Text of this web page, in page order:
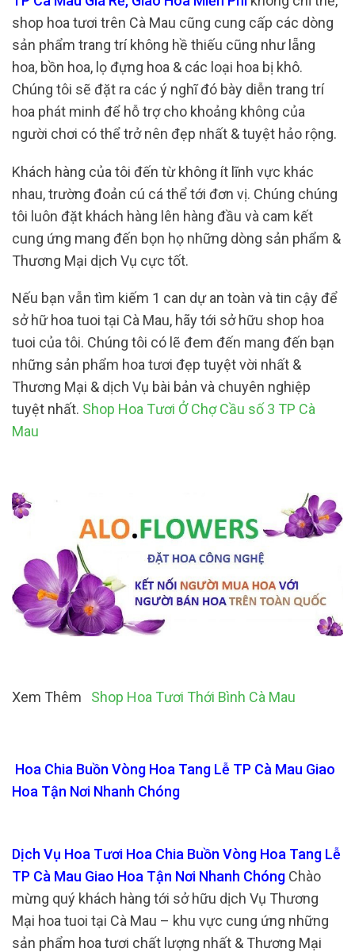
shop hoa tươi trên Cà Mau cũng cung cấp các dòng
sản phẩm trang trí không hề thiếu cũng như lẵng
hoa, bồn hoa, lọ đựng hoa & các loại hoa bị khô.
Chúng tôi sẽ đặt ra các ý nghĩ đó bày diễn trang trí
hoa phát minh để hỗ trợ cho khoảng không của
người chơi có thể trở nên đẹp nhất & tuyệt hảo rộng.
Khách hàng của tôi đến từ không ít lĩnh vực khác
nhau, trường đoản cú cá thể tới đơn vị. Chúng chúng
tôi luôn đặt khách hàng lên hàng đầu và cam kết
cung ứng mang đến bọn họ những dòng sản phẩm &
Thương Mại dịch Vụ cực tốt.
Nếu bạn vẫn tìm kiếm 1 can dự an toàn và tin cậy để
sở hữ hoa tuoi tại Cà Mau, hãy tới sở hữu shop hoa
tuoi của tôi. Chúng tôi có lẽ đem đến mang đến bạn
những sản phẩm hoa tươi đẹp tuyệt vời nhất &
Thương Mại & dịch Vụ bài bản và chuyên nghiệp
tuyệt nhất. Shop Hoa Tươi Ở Chợ Cầu số 3 TP Cà
Mau
Xem Thêm Shop Hoa Tươi Thới Bình Cà Mau
Hoa Chia Buồn Vòng Hoa Tang Lễ TP Cà Mau Giao
Hoa Tận Nơi Nhanh Chóng
Dịch Vụ Hoa Tươi Hoa Chia Buồn Vòng Hoa Tang Lễ
TP Cà Mau Giao Hoa Tận Nơi Nhanh Chóng Chào
mừng quý khách hàng tới sở hữu dịch Vụ Thương
Mại hoa tuoi tại Cà Mau – khu vực cung ứng những
sản phẩm hoa tươi chất lượng nhất & Thương Mại